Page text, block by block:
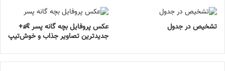
تشخیص در جدول
عکس پروفایل بچه گانه پسر 👶+
جدیدترین تصاویر جذاب و خوش‌تیپ